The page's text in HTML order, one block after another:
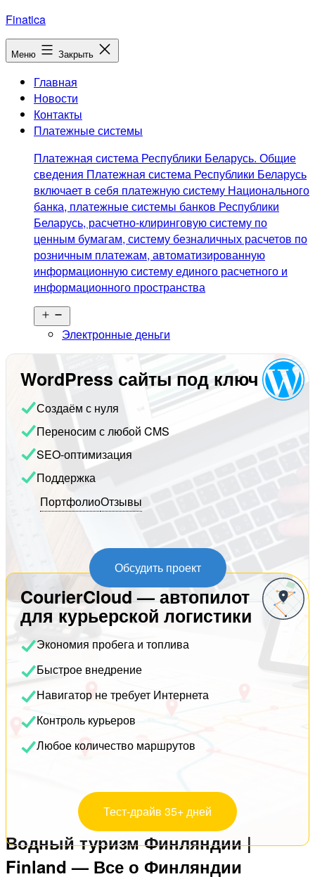
Перейти
к
содержимому
Finatica
Меню Закрыть
Главная
Новости
Контакты
Платежные системы
Платежная система Республики Беларусь. Общие
сведения Платежная система Республики Беларусь
включает в себя платежную систему Национального
банка, платежные системы банков Республики
Беларусь, расчетно-клиринговую систему по
ценным бумагам, систему безналичных расчетов по
розничным платежам, автоматизированную
информационную систему единого расчетного и
информационного пространства
меню
Электронные деньги
WordPress сайты под ключ
Создаём с нуля
Переносим с любой CMS
SEO-оптимизация
Поддержка
ПортфолиоОтзывы
Обсудить проект
CourierCloud — автопилот
для курьерской логистики
Экономия пробега и топлива
Быстрое внедрение
Навигатор не требует Интернета
Контроль курьеров
Любое количество маршрутов
Тест-драйв 35+ дней
Водный туризм Финляндии |
Finland — Все о Финляндии